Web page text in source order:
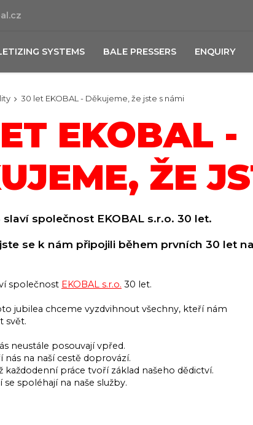
SYSTEMS BALE PRESSERS ENQUIRY
30 let EKOBAL - Děkujeme, že jste s námi
EKOBAL -
ŽE
slaví společnost EKOBAL s.r.o. 30 let.
se k nám připojili během prvních 30 let
společnost EKOBAL s.r.o. 30 let.
jubilea chceme vyzdvihnout všechny, kteří nám
svět.
neustále posouvají vpřed.
nás na naší cestě doprovází.
každodenní práce tvoří základ našeho dědictví.
se spoléhají na naše služby.